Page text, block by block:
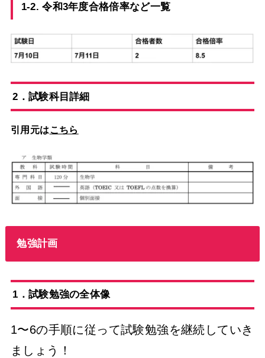
1-2. 令和3年度合格倍率など一覧
2．試験科目詳細
引用元はこちら
勉強計画
1．試験勉強の全体像
1〜6の手順に従って試験勉強を継続していき
ましょう！